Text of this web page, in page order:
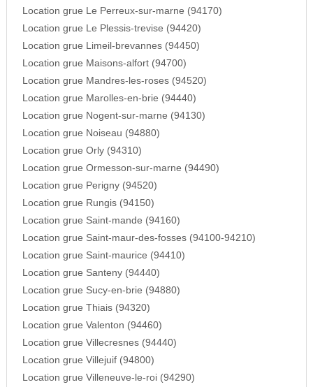
Location grue Le Perreux-sur-marne (94170)
Location grue Le Plessis-trevise (94420)
Location grue Limeil-brevannes (94450)
Location grue Maisons-alfort (94700)
Location grue Mandres-les-roses (94520)
Location grue Marolles-en-brie (94440)
Location grue Nogent-sur-marne (94130)
Location grue Noiseau (94880)
Location grue Orly (94310)
Location grue Ormesson-sur-marne (94490)
Location grue Perigny (94520)
Location grue Rungis (94150)
Location grue Saint-mande (94160)
Location grue Saint-maur-des-fosses (94100-94210)
Location grue Saint-maurice (94410)
Location grue Santeny (94440)
Location grue Sucy-en-brie (94880)
Location grue Thiais (94320)
Location grue Valenton (94460)
Location grue Villecresnes (94440)
Location grue Villejuif (94800)
Location grue Villeneuve-le-roi (94290)